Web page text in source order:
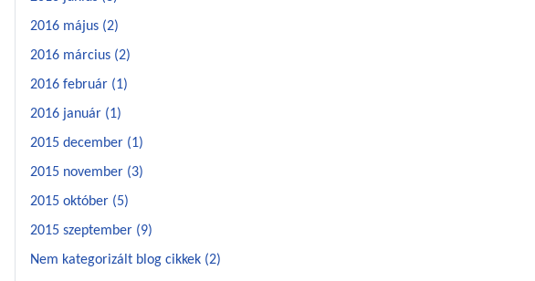
2016 május (2)
2016 március (2)
2016 február (1)
2016 január (1)
2015 december (1)
2015 november (3)
2015 október (5)
2015 szeptember (9)
Nem kategorizált blog cikkek (2)